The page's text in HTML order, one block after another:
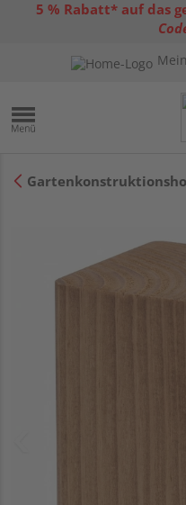
5 % Rabatt* auf das